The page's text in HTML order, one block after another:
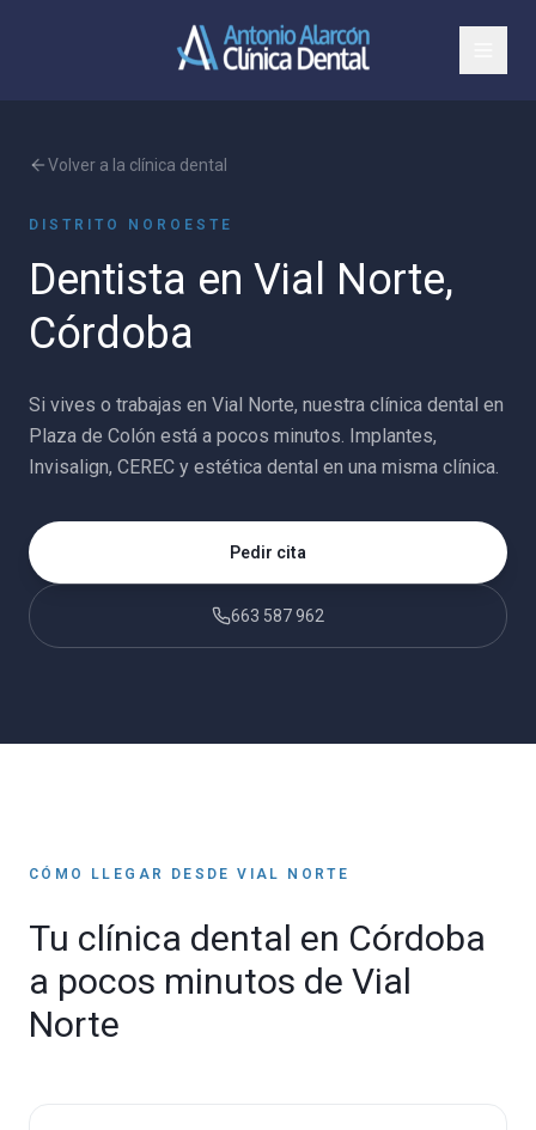
Volver a la clínica dental
DISTRITO NOROESTE
Dentista en Vial Norte,
Córdoba
Si vives o trabajas en Vial Norte, nuestra clínica dental en
Plaza de Colón está a pocos minutos. Implantes,
Invisalign, CEREC y estética dental en una misma clínica.
Pedir cita
663 587 962
CÓMO LLEGAR DESDEVIAL NORTE
Tu clínica dental en Córdoba
a pocos minutos de Vial
Norte